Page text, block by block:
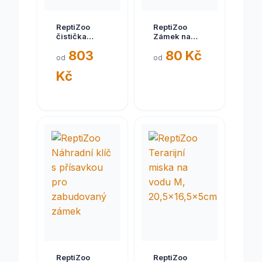
ReptiZoo
čistička
LE004S s
uhlím
od 803
Kč
ReptiZoo
Zámek na
skleněná
od 80 Kč
ReptiZoo ReptiZoo